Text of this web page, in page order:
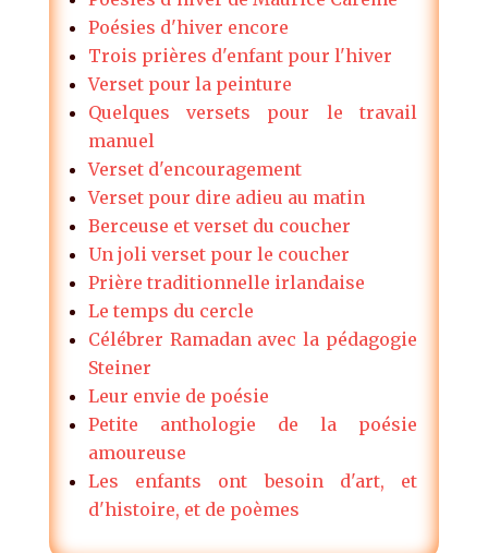
Poésies d'hiver encore
Trois prières d'enfant pour l'hiver
Verset pour la peinture
Quelques versets pour le travail
manuel
Verset d'encouragement
Verset pour dire adieu au matin
Berceuse et verset du coucher
Un joli verset pour le coucher
Prière traditionnelle irlandaise
Le temps du cercle
Célébrer Ramadan avec la pédagogie
Steiner
Leur envie de poésie
Petite anthologie de la poésie
amoureuse
Les enfants ont besoin d'art, et
d'histoire, et de poèmes